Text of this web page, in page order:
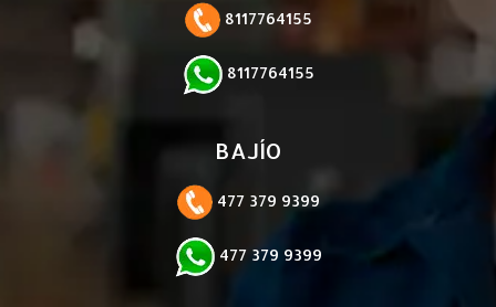
8117764155
8117764155
BAJÍO
477 379 9399
477 379 9399